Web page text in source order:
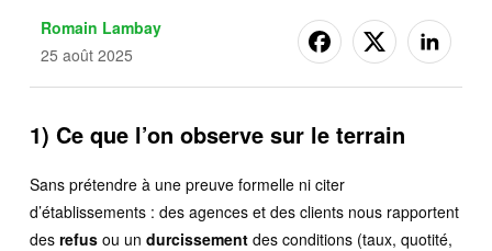
Romain Lambay
25 août 2025
1) Ce que l’on observe sur le terrain
Sans prétendre à une preuve formelle ni citer
d’établissements : des agences et des clients nous rapportent
des refusou un durcissementdes conditions (taux, quotité,